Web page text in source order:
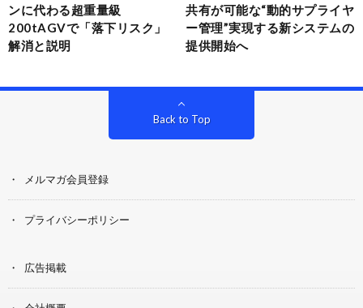
ンに代わる超重量級
200tAGVで「落下リスク」
解消と説明
共有が可能な“動的サプライヤ
ー管理”実現する新システムの
提供開始へ
Back to Top
メルマガ会員登録
プライバシーポリシー
広告掲載